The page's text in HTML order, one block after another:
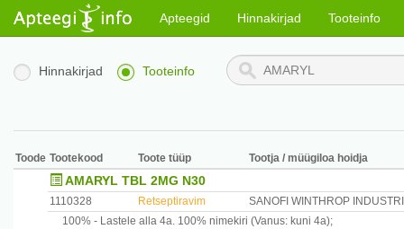
Apteegid Hinnakirjad Tooteinfo
Hinnakirjad Tooteinfo
Toode Tootekood Toote tüüp Tootja / müügiloa hoidja
AMARYL TBL 2MG N30
1110328 Retseptiravim
SANOFI WINTHROP
100% - Lastele alla 4a. 100% nimekiri (Vanus: kuni 4a);